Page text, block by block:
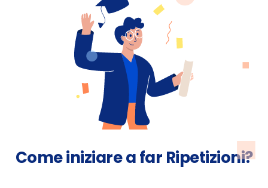
Come iniziare a far Ripetizioni?